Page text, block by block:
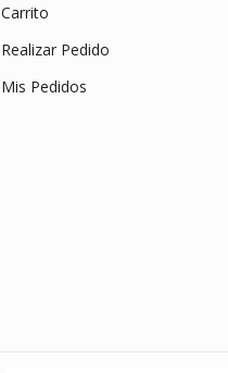
Carrito
Realizar Pedido
Mis Pedidos